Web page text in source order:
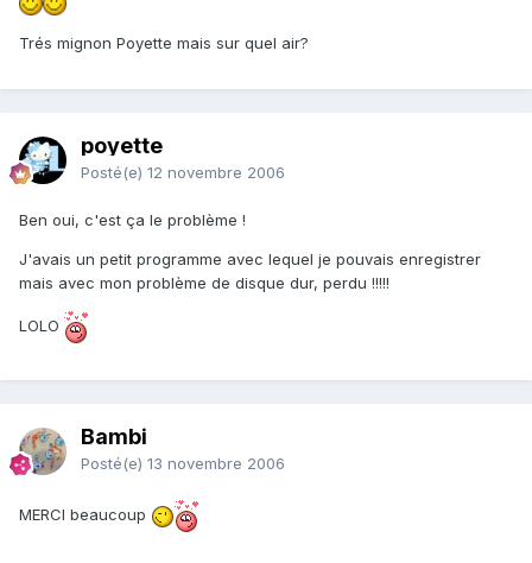
Trés mignon Poyette mais sur quel air?
poyette
Posté(e) 12 novembre 2006
Ben oui, c'est ça le problème !
J'avais un petit programme avec lequel je pouvais enregistrer
mais avec mon problème de disque dur, perdu !!!!!
LOLO
Bambi
Posté(e) 13 novembre 2006
MERCI beaucoup